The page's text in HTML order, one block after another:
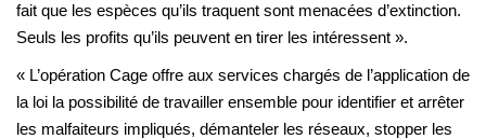
fait que les espèces qu’ils traquent sont menacées d’extinction.
Seuls les profits qu’ils peuvent en tirer les intéressent ».
« L’opération Cage offre aux services chargés de l’application de
la loi la possibilité de travailler ensemble pour identifier et arrêter
les malfaiteurs impliqués, démanteler les réseaux, stopper les